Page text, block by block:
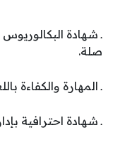
ـ شهادة
صلة.
ـ المهارة والكفاءة
ـ شهادة احترافية بإدارة